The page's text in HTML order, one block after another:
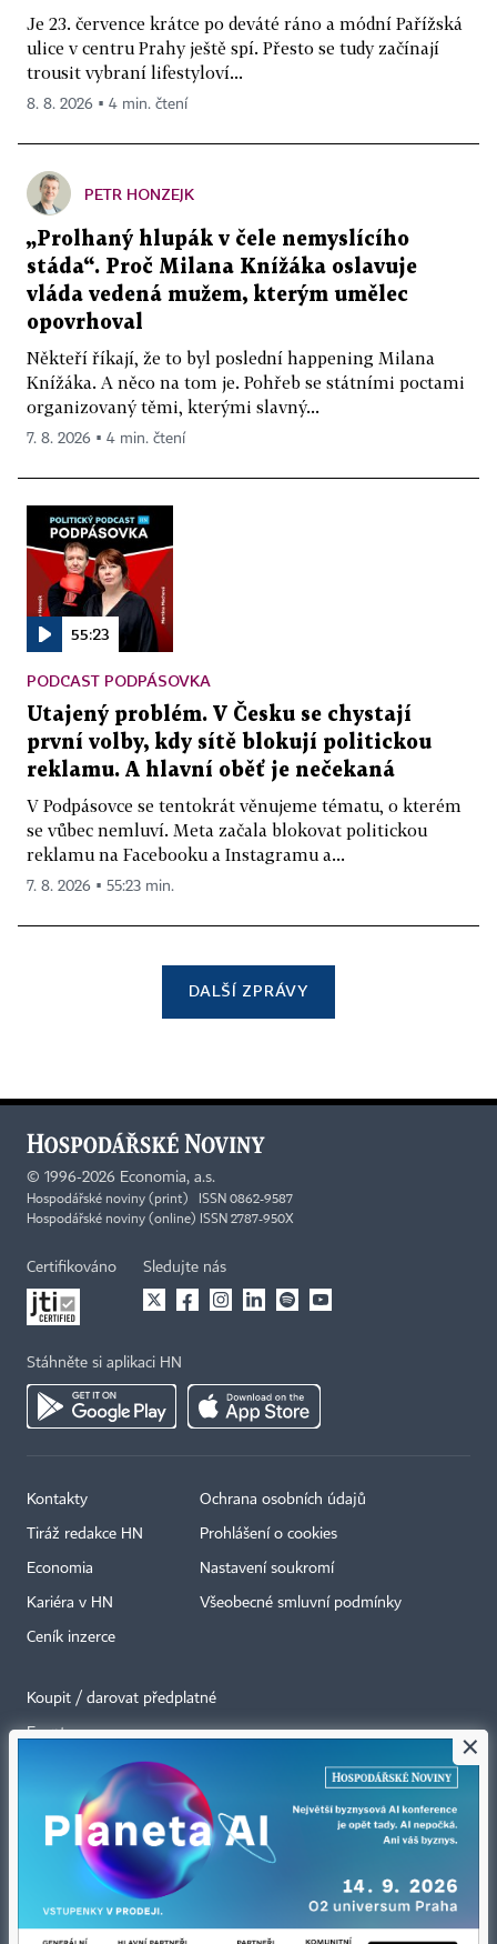
Je 23. července krátce po deváté ráno a módní Pařížská
ulice v centru Prahy ještě spí. Přesto se tudy začínají
trousit vybraní lifestyloví...
8. 8. 2026 ▪ 4 min. čtení
PETR HONZEJK
„Prolhaný hlupák v čele nemyslícího
stáda“. Proč Milana Knížáka oslavuje
vláda vedená mužem, kterým umělec
opovrhoval
Někteří říkají, že to byl poslední happening Milana
Knížáka. A něco na tom je. Pohřeb se státními poctami
organizovaný těmi, kterými slavný...
7. 8. 2026 ▪ 4 min. čtení
55:23
PODCAST PODPÁSOVKA
Utajený problém. V Česku se chystají
první volby, kdy sítě blokují politickou
reklamu. A hlavní oběť je nečekaná
V Podpásovce se tentokrát věnujeme tématu, o kterém
se vůbec nemluví. Meta začala blokovat politickou
reklamu na Facebooku a Instagramu a...
7. 8. 2026 ▪ 55:23 min.
DALŠÍ ZPRÁVY
© 1996-2026 Economia, a.s.
Hospodářské noviny (print) ISSN 0862-9587
Hospodářské noviny (online) ISSN 2787-950X
Certifikováno Sledujte nás
Stáhněte si aplikaci HN
Kontakty
Tiráž redakce HN
Economia
Kariéra v HN
Ceník inzerce
Ochrana osobních údajů
Prohlášení o cookies
Nastavení soukromí
Všeobecné smluvní podmínky
Koupit / darovat předplatné
Eventy
RSS kanály
Autorská práva vykonává vydavatel. Bez písemného svolení vydavatele je
zakázáno jakékoli užití částí nebo celku díla, zejména rozmnožování a šíření
×